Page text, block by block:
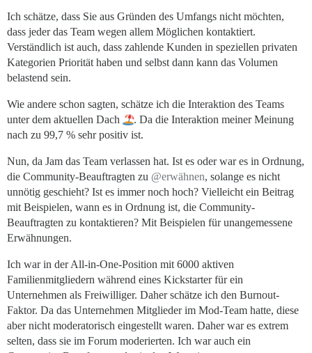
Ich schätze, dass Sie aus Gründen des Umfangs nicht möchten,
dass jeder das Team wegen allem Möglichen kontaktiert.
Verständlich ist auch, dass zahlende Kunden in speziellen privaten
Kategorien Priorität haben und selbst dann kann das Volumen
belastend sein.
Wie andere schon sagten, schätze ich die Interaktion des Teams
unter dem aktuellen Dach
. Da die Interaktion meiner Meinung
nach zu 99,7 % sehr positiv ist.
Nun, da Jam das Team verlassen hat. Ist es oder war es in Ordnung,
die Community-Beauftragten zu @erwähnen, solange es nicht
unnötig geschieht? Ist es immer noch hoch? Vielleicht ein Beitrag
mit Beispielen, wann es in Ordnung ist, die Community-
Beauftragten zu kontaktieren? Mit Beispielen für unangemessene
Erwähnungen.
Ich war in der All-in-One-Position mit 6000 aktiven
Familienmitgliedern während eines Kickstarter für ein
Unternehmen als Freiwilliger. Daher schätze ich den Burnout-
Faktor. Da das Unternehmen Mitglieder im Mod-Team hatte, diese
aber nicht moderatorisch eingestellt waren. Daher war es extrem
selten, dass sie im Forum moderierten. Ich war auch ein